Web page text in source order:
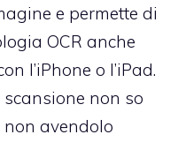
e permette di
OCR anche
l’iPhone o l’iPad.
non so
avendolo